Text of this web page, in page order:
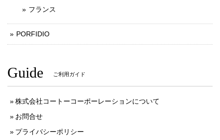
フランス
PORFIDIO
Guide ご利用ガイド
株式会社コートーコーポーレーションについて
お問合せ
プライバシーポリシー